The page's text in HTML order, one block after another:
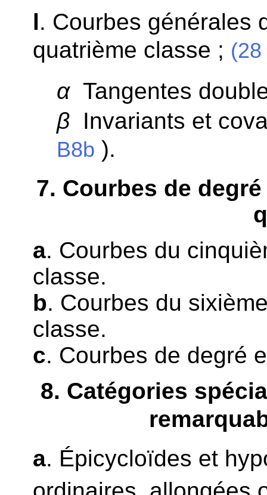
l. Courbes générales
quatrième classe ;
αTangentes
β Invariants et
B8b ).
7. Courbes de
a. Courbes du
classe.
b. Courbes du
classe.
c. Courbes de degré
8. Catégories
a. Épicycloïdes et